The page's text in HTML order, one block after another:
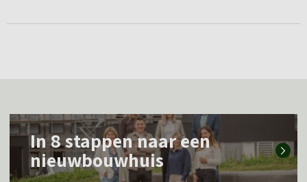
L
In 8 stappen naar een
nieuwbouwhuis